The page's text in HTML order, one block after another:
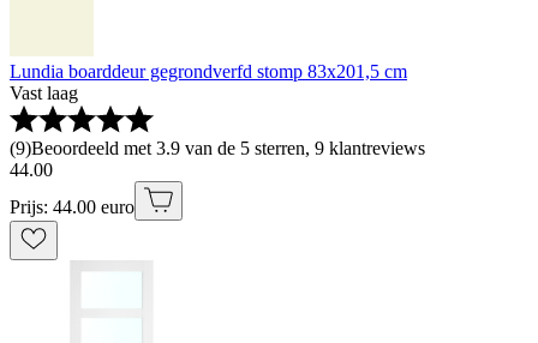
Lundia boarddeur gegrondverfd stomp 83x201,5 cm
Vast laag
(9)Beoordeeld met 3.9 van de 5 sterren, 9 klantreviews
44.00
Prijs: 44.00 euro